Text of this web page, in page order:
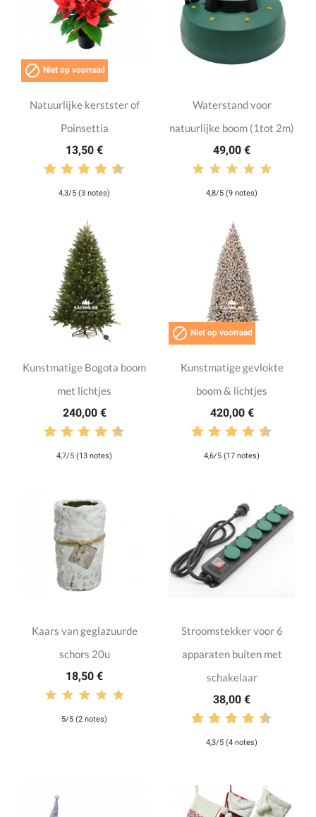
 Niet op voorraad
Natuurlijke kerstster of
Poinsettia
13,50 €
4,3/5 (3 notes)
Waterstand voor
natuurlijke boom (1tot 2m)
49,00 €
4,8/5 (9 notes)
Kunstmatige Bogota boom
met lichtjes
240,00 €
4,7/5 (13 notes)
 Niet op voorraad
Kunstmatige gevlokte
boom & lichtjes
420,00 €
4,6/5 (17 notes)
Kaars van geglazuurde
schors 20u
18,50 €
5/5 (2 notes)
Stroomstekker voor 6
apparaten buiten met
schakelaar
38,00 €
4,3/5 (4 notes)